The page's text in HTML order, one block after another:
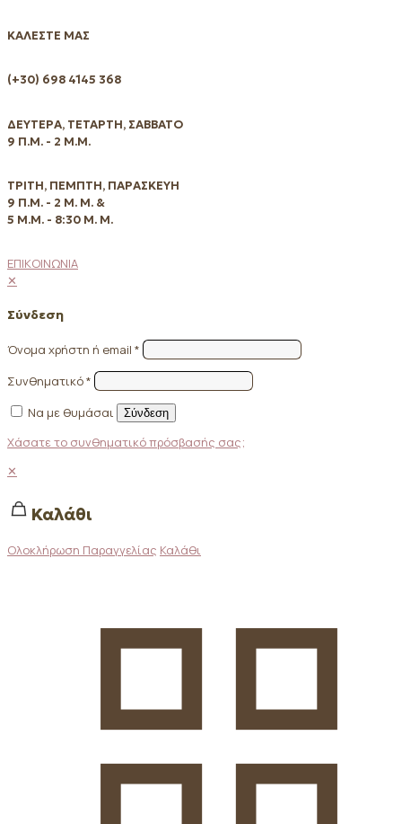
ΚΑΛΕΣΤΕ ΜΑΣ
(+30) 698 4145 368
ΔΕΥΤΕΡΑ, ΤΕΤΑΡΤΗ, ΣΑΒΒΑΤΟ
9 Π.Μ. - 2 Μ.Μ.
ΤΡΙΤΗ, ΠΕΜΠΤΗ, ΠΑΡΑΣΚΕΥΗ
9 Π.Μ. - 2 Μ. Μ. &
5 Μ.Μ. - 8:30 Μ. Μ.
ΕΠΙΚΟΙΝΩΝΙΑ
✕
Σύνδεση
Όνομα χρήστη ή email *
Συνθηματικό*
Να με θυμάσαι
Σύνδεση
Χάσατε το συνθηματικό πρόσβασής σας;
✕
Καλάθι
Ολοκλήρωση Παραγγελίας Καλάθι